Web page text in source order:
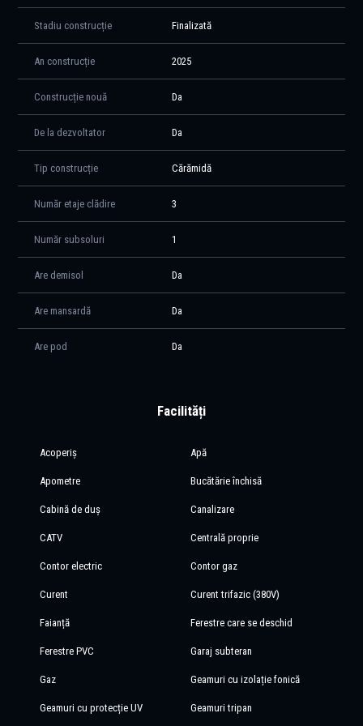
Stadiu construcție Finalizată
An construcție 2025
Construcție nouă Da
De la dezvoltator Da
Tip construcție Cărămidă
Număr etaje clădire 3
Număr subsoluri 1
Are demisol Da
Are mansardă Da
Are pod Da
Facilități
Acoperiș Apă
Apometre Bucătărie închisă
Cabină de duș Canalizare
CATV Centrală proprie
Contor electric Contor gaz
Curent Curent trifazic (380V)
Faianță Ferestre care se deschid
Ferestre PVC Garaj subteran
Gaz Geamuri cu izolație fonică
Geamuri cu protecție UV Geamuri tripan